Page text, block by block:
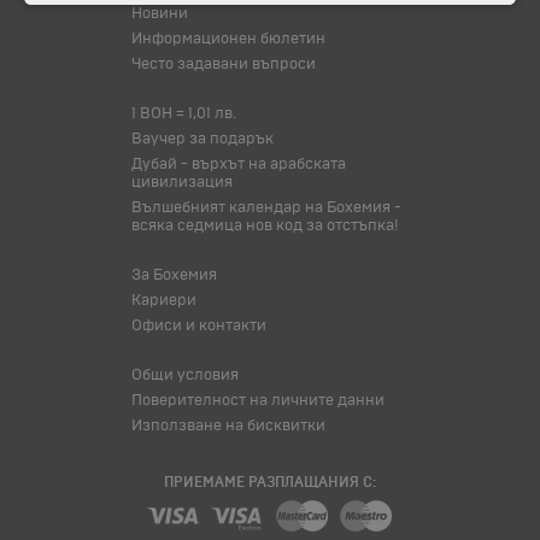
Новини
Информационен бюлетин
Често задавани въпроси
1 BOH = 1,01 лв.
Ваучер за подарък
Дубай - върхът на арабската
цивилизация
Вълшебният календар на Бохемия -
всяка седмица нов код за отстъпка!
За Бохемия
Кариери
Офиси и контакти
Общи условия
Поверителност на личните данни
Използване на бисквитки
ПРИЕМАМЕ РАЗПЛАЩАНИЯ С: